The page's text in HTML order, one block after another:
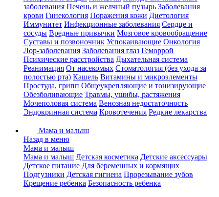
заболевания Печень и желчный пузырь Заболевания
крови Гинекология Поражения кожи Диетология
Иммунитет Инфекционные заболевания Сердце и
сосуды Вредные привычки Мозговое кровообращение
Суставы и позвоночник Успокаивающие Онкология
Лор-заболевания Заболевания глаз Геморрой
Психические расстройства Дыхательная система
Реанимация От насекомых Стоматология (без ухода за
полостью рта) Кашель Витамины и микроэлементы
Простуда, грипп Общеукрепляющие и тонизирующие
Обезболивающие Травмы, ушибы, растяжения
Мочеполовая система Венозная недостаточность
Эндокринная система Кровотечения Редкие лекарства
Мама и малыш
Назад в меню
Мама и малыш
Мама и малыш Детская косметика Детские аксессуары
Детское питание Для беременных и кормящих
Подгузники Детская гигиена Прорезывание зубов
Крещение ребенка Безопасность ребенка